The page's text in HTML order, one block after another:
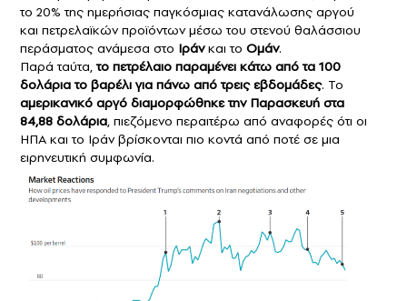
το 20% της ημερήσιας παγκόσμιας κατανάλωσης αργού
και πετρελαϊκών προϊόντων μέσω του στενού θαλάσσιου
περάσματος ανάμεσα στο Ιράνκαι το Ομάν.
Παρά ταύτα,το πετρέλαιο παραμένει κάτω από τα 100
δολάρια το βαρέλι για πάνω από τρεις εβδομάδες. Το
αμερικανικό αργό διαμορφώθηκε την Παρασκευή στα
84,88 δολάρια, πιεζόμενο περαιτέρω από αναφορές ότι οι
ΗΠΑ και το Ιράν βρίσκονται πιο κοντά από ποτέ σε μια
ειρηνευτική συμφωνία.